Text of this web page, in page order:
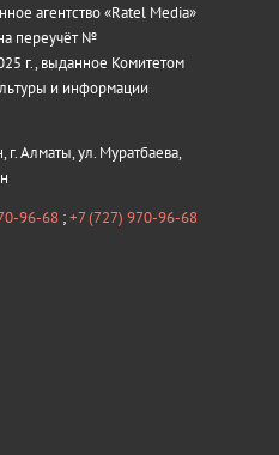
агентство «Ratel Media»
переучёт №
г., выданное Комитетом
и информации
г. Алматы, ул. Муратбаева,
96-68 ;+7 (727) 970-96-68